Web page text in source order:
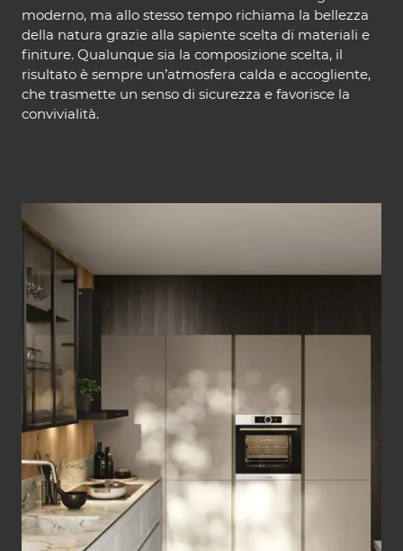
moderno, ma allo stesso tempo richiama la bellezza
della natura grazie alla sapiente scelta di materiali e
finiture. Qualunque sia la composizione scelta, il
risultato è sempre un’atmosfera calda e accogliente,
che trasmette un senso di sicurezza e favorisce la
convivialità.